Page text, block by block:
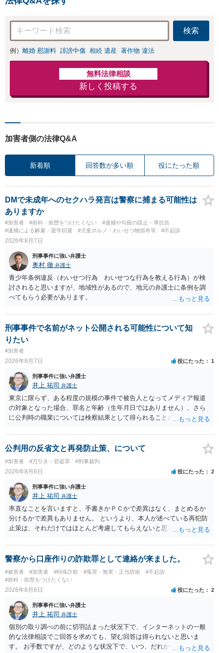
応可：開示請求の
意見照会が来たと
きの対処法、被害
者との示談交渉
検索
例） 離婚 慰謝料 誹謗中傷 相続 遺産 著作物 違法
無料法律相談
新しく投稿する
加害者側の法律Q&A
新着順 回答数が多い順 役にたった順
DMで未成年へのセクハラ発言は警察に捕まる可能性は
ありますか
#加害者 #前科・前歴をつけたくない
#逮捕や勾留の阻止・準抗告
#逮捕による解雇・退学回避
#児童ポルノ・わいせつ物頒布等 #不起訴
2026年8月7日
刑事事件に強い弁護士
奥村 徹 弁護士
青少年条例違反（わいせつ行為 わいせつな行為を教える行為）が検
討されると思いますが、地域性があるので、地元の弁護士に条例を調
べてもらう必要があります。
刑事事件で名前がネット公開される可能性について知
りたい
#加害者
2026年8月7日 役にたった 1
刑事事件に強い弁護士
井上 祐司 弁護士
東京に限らず、ある程度の規模の事件で被告人となってメディア報道
の対象となった場合、罪名と年齢（生年月日ではありません）、さら
に公判時の職業については検察結果として得られることが通常です。
公判用の反省文と再発防止策、について
#加害者 #万引き・窃盗罪 #刑事裁判
2026年8月6日 役にたった 2
刑事事件に強い弁護士
井上 祐司 弁護士
率直なことを言いますと、手書きかＰＣかで差異はなく、まとめるか
分けるかで差異もありません。 というより、本人が述べている再犯防
止策は、それだけではほとんど考慮してもらえないと思った方が良い
やカウンセリング・治療の内容 ・利用している再犯防止策（例えば保
護観察所と連携した職業支援の内容や具体的な就労・監督状況） ・監
督者の証言 など、証拠で担保された客観性と実現可能性があるもので
なければあまり意味がありません。 もともと執行猶予が狙える事案で
あれば本人の反省の言葉だけで十分であり、実刑となるか微妙な事案
いうのが実感です。
警察から口座作りの詐欺罪として連絡が来ました。
#被害者 #加害者 #特殊詐欺 #冤罪・無実・正当防衛
#不起訴
#前科・前歴をつけたくない
2026年8月6日 役にたった 2
刑事事件に強い弁護士
井上 祐司 弁護士
個別の取り調べの前に切羽詰まった状況下で、インターネットの一般
的な法律相談でご回答を求めても、望む回答は得られないと思いま
す。 お手数ですが、どのような状況下で、いつ、だれからどのような